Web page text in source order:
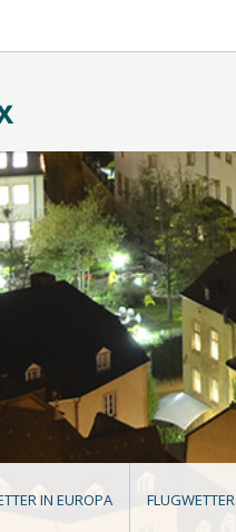
IN EUROPA FLUGWETTER